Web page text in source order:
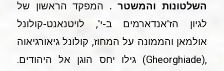
השלטונות והמשטר . המפקד הראשון של
לגיון הז'אנדארמים ב-י', לויטנאנט-קולונל
אולמאן והממונה על המחוז, קולונל גיאורגיאוה
,(Gheorghiade) גילו יחס הוגן אל היהודים.